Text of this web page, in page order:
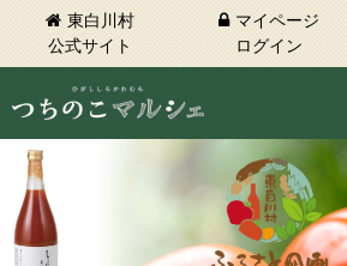
東白川村
公式サイト
マイページ
ログイン
東白川村 つちのこマルシェ